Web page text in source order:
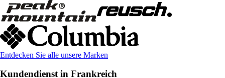
Entdecken Sie alle unsere Marken
Kundendienst in Frankreich